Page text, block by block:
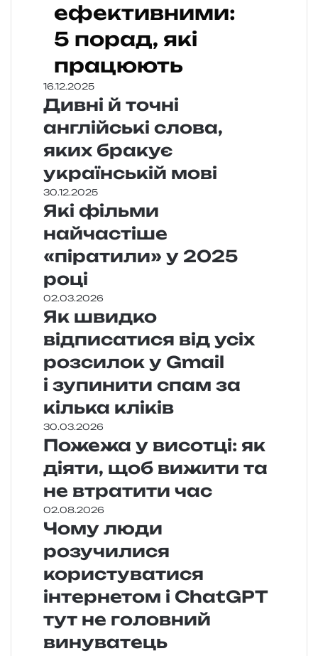
ефективними:
5 порад, які
працюють
16.12.2025
Дивні й точні
англійські слова,
яких бракує
українській мові
30.12.2025
Які фільми
найчастіше
«піратили» у 2025
році
02.03.2026
Як швидко
відписатися від усіх
розсилок у Gmail
і зупинити спам за
кілька кліків
30.03.2026
Пожежа у висотці: як
діяти, щоб вижити та
не втратити час
02.08.2026
Чому люди
розучилися
користуватися
інтернетом і ChatGPT
тут не головний
винуватець